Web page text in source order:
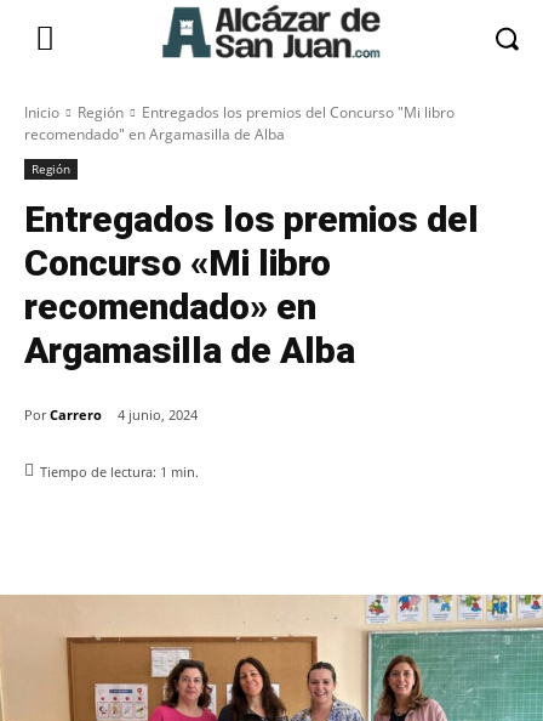
Inicio Región
Entregados los premios del Concurso "Mi libro
recomendado" en Argamasilla de Alba
Región
Entregados los premios del
Concurso «Mi libro
recomendado» en
Argamasilla de Alba
Por Carrero 4 junio, 2024
Tiempo de lectura: 1 min.